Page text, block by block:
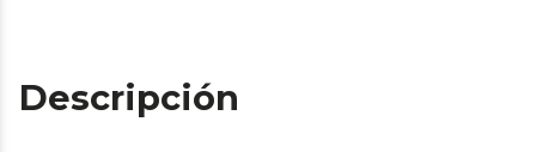
Descripción